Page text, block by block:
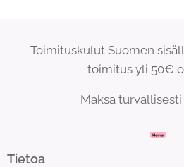
Toimituskulut Suomen
toimitus yli 50€
Maksa
Tietoa